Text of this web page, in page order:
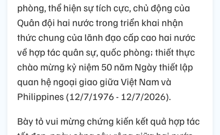
phòng, thể hiện sự tích cực, chủ động của
Quân đội hai nước trong triển khai nhận
thức chung của lãnh đạo cấp cao hai nước
về hợp tác quân sự, quốc phòng; thiết thực
chào mừng kỷ niệm 50 năm Ngày thiết lập
quan hệ ngoại giao giữa Việt Nam và
Philippines (12/7/1976 - 12/7/2026).
Bày tỏ vui mừng chứng kiến kết quả hợp tác